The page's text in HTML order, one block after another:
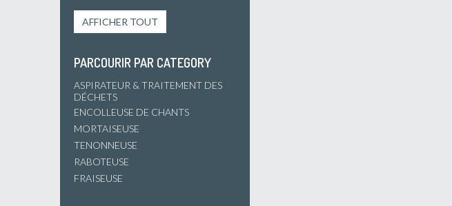
AFFICHER TOUT
PARCOURIR PAR CATEGORY
ASPIRATEUR & TRAITEMENT DES
DÉCHETS
ENCOLLEUSE DE CHANTS
MORTAISEUSE
TENONNEUSE
RABOTEUSE
FRAISEUSE